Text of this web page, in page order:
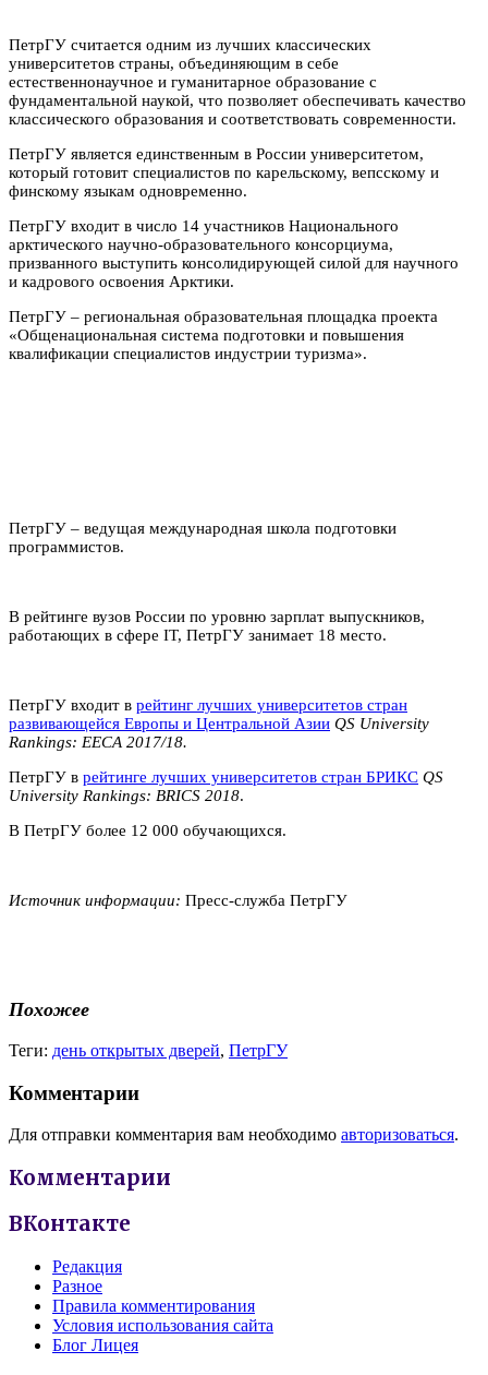
ПетрГУ считается одним из лучших классических
университетов страны, объединяющим в себе
естественнонаучное и гуманитарное образование с
фундаментальной наукой, что позволяет обеспечивать качество
классического образования и соответствовать современности.
ПетрГУ является единственным в России университетом,
который готовит специалистов по карельскому, вепсскому и
финскому языкам одновременно.
ПетрГУ входит в число 14 участников Национального
арктического научно-образовательного консорциума,
призванного выступить консолидирующей силой для научного
и кадрового освоения Арктики.
ПетрГУ – региональная образовательная площадка проекта
«Общенациональная система подготовки и повышения
квалификации специалистов индустрии туризма».
ПетрГУ – ведущая международная школа подготовки
программистов.
В рейтинге вузов России по уровню зарплат выпускников,
работающих в сфере IT, ПетрГУ занимает 18 место.
ПетрГУ входит в рейтинг лучших университетов стран
развивающейся Европы и Центральной Азии QS University
Rankings: EECA 2017/18.
ПетрГУ в рейтинге лучших университетов стран БРИКС QS
University Rankings: BRICS 2018.
В ПетрГУ более 12 000 обучающихся.
Источник информации: Пресс-служба ПетрГУ
Похожее
Теги: день открытых дверей, ПетрГУ
Комментарии
Для отправки комментария вам необходимо авторизоваться.
Комментарии
ВКонтакте
Редакция
Разное
Правила комментирования
Условия использования сайта
Блог Лицея